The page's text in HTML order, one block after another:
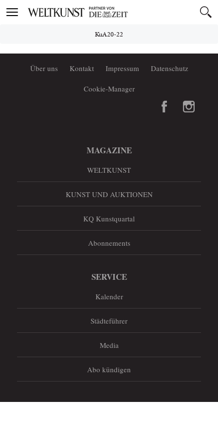
Toggle
KuA20-22
Über uns Kontakt Impressum Datenschutz
Cookie-Manager
MAGAZINE
WELTKUNST
KUNST UND AUKTIONEN
KQ Kunstquartal
Abonnements
SERVICE
Kalender
Städteführer
Media
Abo kündigen